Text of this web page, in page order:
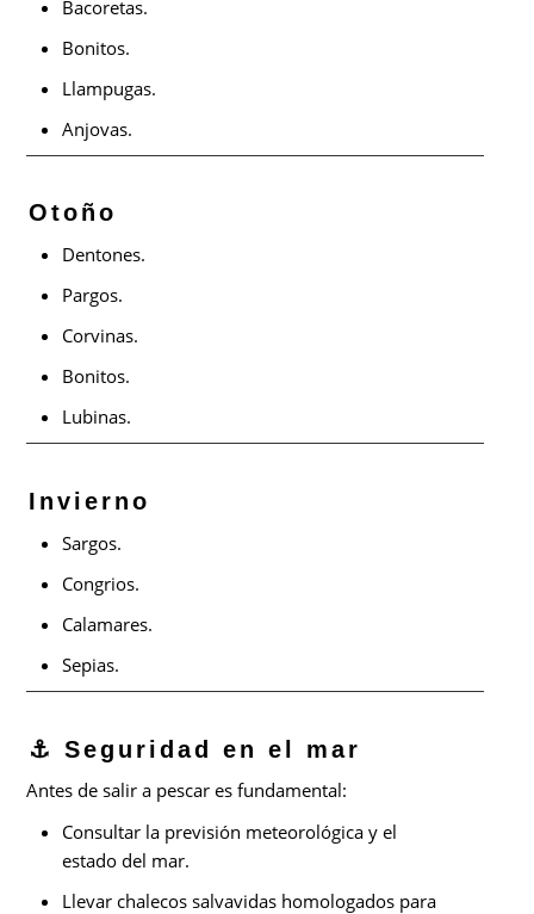
Bacoretas.
Bonitos.
Llampugas.
Anjovas.
Otoño
Dentones.
Pargos.
Corvinas.
Bonitos.
Lubinas.
Invierno
Sargos.
Congrios.
Calamares.
Sepias.
⚓ Seguridad en el mar
Antes de salir a pescar es fundamental:
Consultar la previsión meteorológica y el
estado del mar.
Llevar chalecos salvavidas homologados para